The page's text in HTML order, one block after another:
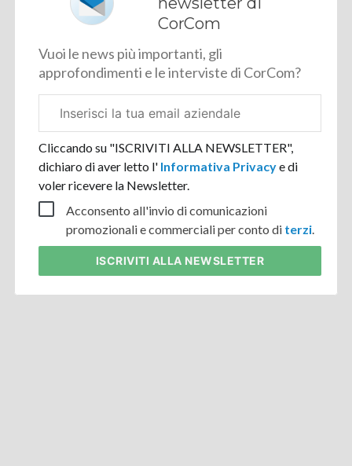
CorCom
Vuoi le news più importanti, gli
approfondimenti e le interviste di CorCom?
aziendale
Cliccando su "ISCRIVITI ALLA NEWSLETTER",
dichiaro di aver letto l' Informativa Privacye di
voler ricevere la Newsletter.
Acconsento all'invio di comunicazioni
promozionali e commerciali per conto di terzi
ISCRIVITI ALLA NEWSLETTER